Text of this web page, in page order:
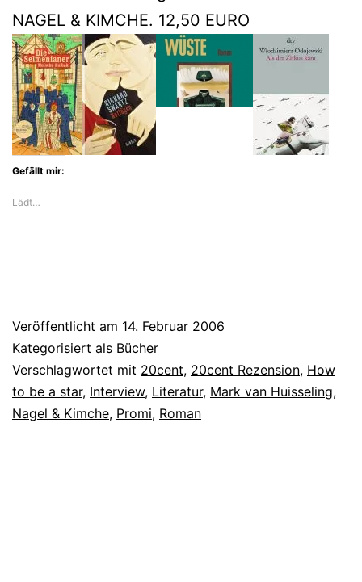
NAGEL & KIMCHE. 12,50 EURO
Gefällt mir:
Lädt…
Veröffentlicht am 14. Februar 2006
Kategorisiert als Bücher
Verschlagwortet mit 20cent, 20cent Rezension, How
to be a star, Interview, Literatur, Mark van Huisseling,
Nagel & Kimche, Promi, Roman